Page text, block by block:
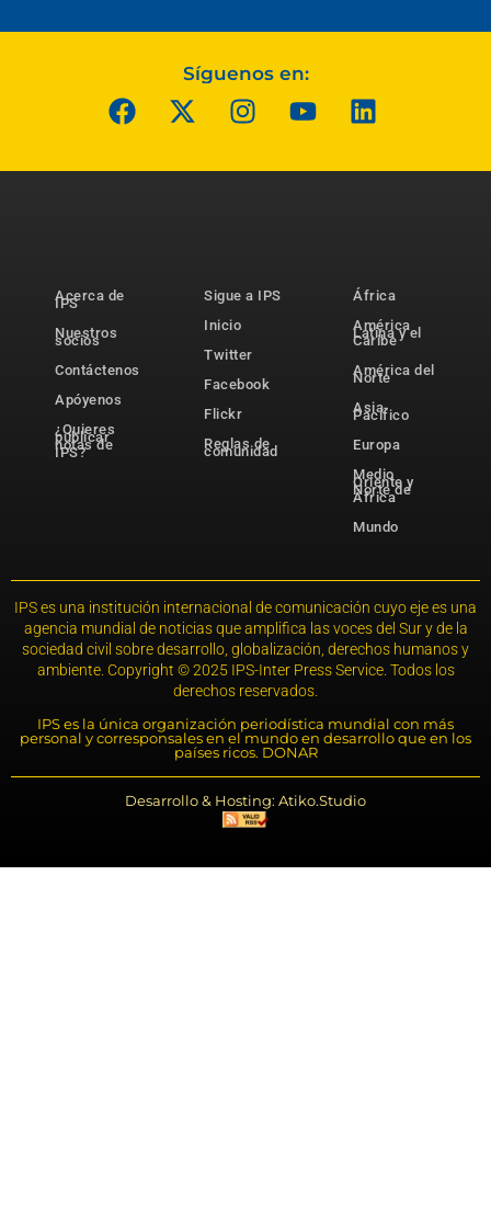
Síguenos en:
Acerca de
IPS
Nuestros
socios
Contáctenos
Apóyenos
¿Quieres
publicar
notas de
IPS?
Sigue a IPS
Inicio
Twitter
Facebook
Flickr
Reglas de
comunidad
África
América
Latina y el
Caribe
América del
Norte
Asia-
Pacífico
Europa
Medio
Oriente y
Norte de
África
Mundo
IPS es una institución internacional de comunicación cuyo eje es una
agencia mundial de noticias que amplifica las voces del Sur y de la
sociedad civil sobre desarrollo, globalización, derechos humanos y
ambiente. Copyright © 2025 IPS-Inter Press Service. Todos los
derechos reservados.
IPS es la única organización periodística mundial con más
personal y corresponsales en el mundo en desarrollo que en los
países ricos. DONAR
Desarrollo & Hosting: Atiko.Studio